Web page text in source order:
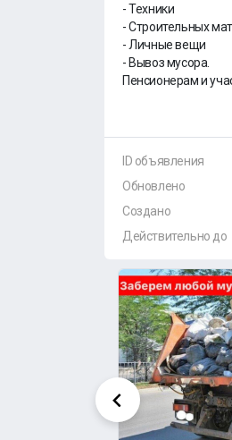
- Техники
- Строительных
- Личные вещи
- Вывоз мусора.
Пенсионерам и
ID объявления
Обновлено
Создано
Действительно до